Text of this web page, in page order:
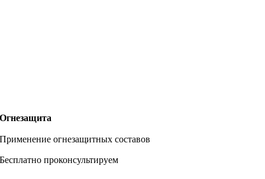
Огнезащита
Применение огнезащитных составов
Бесплатно проконсультируем